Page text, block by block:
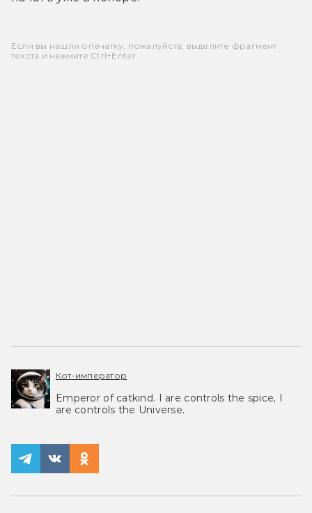
Если вы нашли опечатку, пожалуйста, выделите фрагмент
текста и нажмите Ctrl+Enter.
Кот-император
Emperor of catkind. I are controls the spice, I
are controls the Universe.